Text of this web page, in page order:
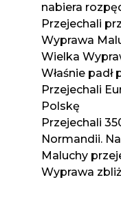
nabiera
Przejechali
Wyprawa
Wielka
Właśnie padł
Przejechali
Polskę
Przejechali
Normandii.
Maluchy
Wyprawa